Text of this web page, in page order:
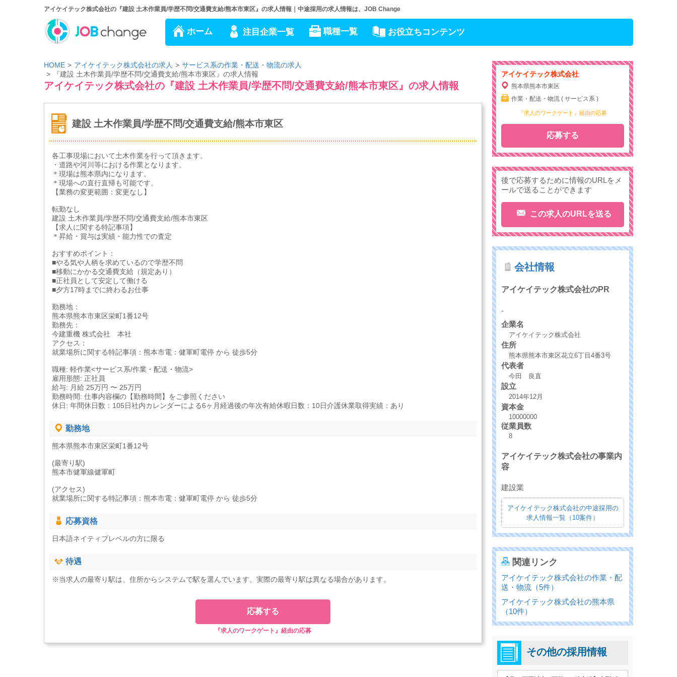
アイケイテック株式会社の『建設 土木作業員/学歴不問/交通費支給/熊本市東区』の求人情報｜中途採用の求人情報は、JOB Change
ホーム 注目企業一覧 職種一覧 お役立ちコンテンツ
HOME アイケイテック株式会社の求人
サービス系の作業・配送・物流の求人
『建設 土木作業員/学歴不問/交通費支給/熊本市東区』の求人情報
アイケイテック株式会社の『建設 土木作業員/学歴不問/交通費支給/熊本市東区』の求人情報
建設 土木作業員/学歴不問/交通費支給/熊本市東区
各工事現場において土木作業を行って頂きます。
・道路や河川等における作業となります。
＊現場は熊本県内になります。
＊現場への直行直帰も可能です。
【業務の変更範囲：変更なし】
転勤なし
建設 土木作業員/学歴不問/交通費支給/熊本市東区
【求人に関する特記事項】
＊昇給・賞与は実績・能力性での査定
おすすめポイント：
■やる気や人柄を求めているので学歴不問
■移動にかかる交通費支給（規定あり）
■正社員として安定して働ける
■夕方17時までに終わるお仕事
勤務地：
熊本県熊本市東区栄町1番12号
勤務先：
今建重機 株式会社 本社
アクセス：
就業場所に関する特記事項：熊本市電：健軍町電停 から 徒歩5分
職種: 軽作業<サービス系/作業・配送・物流>
雇用形態: 正社員
給与: 月給 25万円 〜 25万円
勤務時間: 仕事内容欄の【勤務時間】をご参照ください
休日: 年間休日数：105日社内カレンダーによる6ヶ月経過後の年次有給休暇日数：10日介護休業取得実績：あり
勤務地
熊本県熊本市東区栄町1番12号
(最寄り駅)
熊本市健軍線健軍町
(アクセス)
就業場所に関する特記事項：熊本市電：健軍町電停 から 徒歩5分
応募資格
日本語ネイティブレベルの方に限る
待遇
※当求人の最寄り駅は、住所からシステムで駅を選んでいます。実際の最寄り駅は異なる場合があります。
応募する
『求人のワークゲート』経由の応募
アイケイテック株式会社
熊本県熊本市東区
作業・配送・物流 ( サービス系 )
『求人のワークゲート』経由の応募
応募する
後で応募するために情報のURLをメ
ールで送ることができます
この求人のURLを送る
会社情報
アイケイテック株式会社のPR
-
企業名
アイケイテック株式会社
住所
熊本県熊本市東区花立6丁目4番3号
代表者
今田 良直
設立
2014年12月
資本金
10000000
従業員数
8
アイケイテック株式会社の事業内
容
建設業
アイケイテック株式会社の中途採用の
求人情報一覧（10案件）
関連リンク
アイケイテック株式会社の作業・配
送・物流（5件）
アイケイテック株式会社の熊本県
（10件）
その他の採用情報